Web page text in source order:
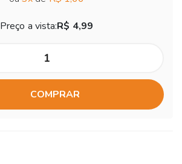
Preço a vista:R$ 4,99
COMPRAR